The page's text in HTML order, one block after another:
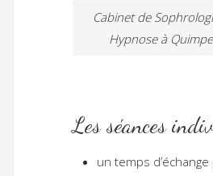
Cabinet de
Hypnose à
Les séances
un temps